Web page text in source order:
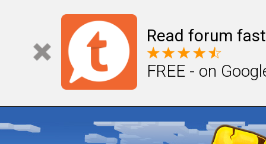
Read forum
FREE - on